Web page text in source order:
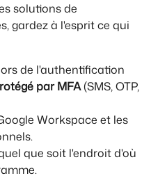
solutions de
gardez à l'esprit ce qui
de l'authentification
par MFA (SMS, OTP,
Workspace et les
que soit l'endroit d'où